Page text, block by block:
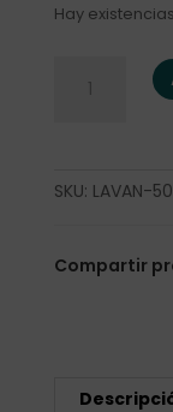
Hay existencias
Lavanda
SKU: LAVAN-50
Compartir